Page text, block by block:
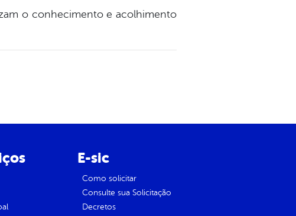
o conhecimento e acolhimento
E-sic
Como solicitar
Consulte sua Solicitação
Decretos